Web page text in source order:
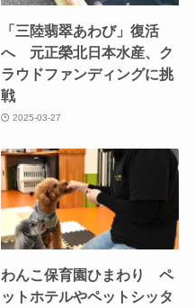
「三陸翡翠あわび」復活
へ 元正榮北日本水産、ク
ラウドファンディングに挑
戦
2025-03-27
わんこ保育園ひまわり ペ
ットホテルやペットシッタ